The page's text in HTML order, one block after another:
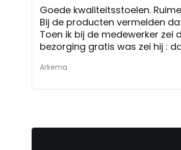
Goede kwaliteitsstoelen.
Bij de producten vermelden
Toen ik bij de medewerker zei
bezorging gratis was zei hij :
bezorgkosten van 90 euro er
Arkema